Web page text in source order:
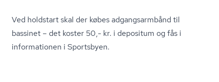
Ved holdstart skal der købes adgangsarmbånd til
bassinet – det koster 50,- kr. i depositum og fås i
informationen i Sportsbyen.